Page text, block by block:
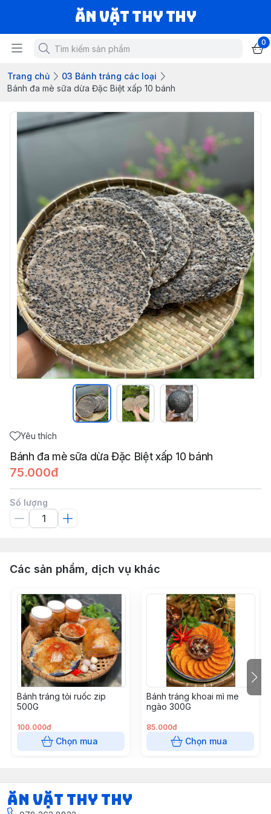
Ăn vặt Thy Thy
0
Trang chủ
03 Bánh tráng các loại
Bánh đa mè sữa dừa Đặc Biệt xấp 10 bánh
Yêu thích
Bánh đa mè sữa dừa Đặc Biệt xấp 10 bánh
75.000đ
Số lượng
Các sản phẩm, dịch vụ khác
Bánh tráng tỏi ruốc zip
500G
100.000đ
Chọn mua
Bánh tráng khoai mì me
ngào 300G
85.000đ
Chọn mua
Ăn vặt Thy Thy